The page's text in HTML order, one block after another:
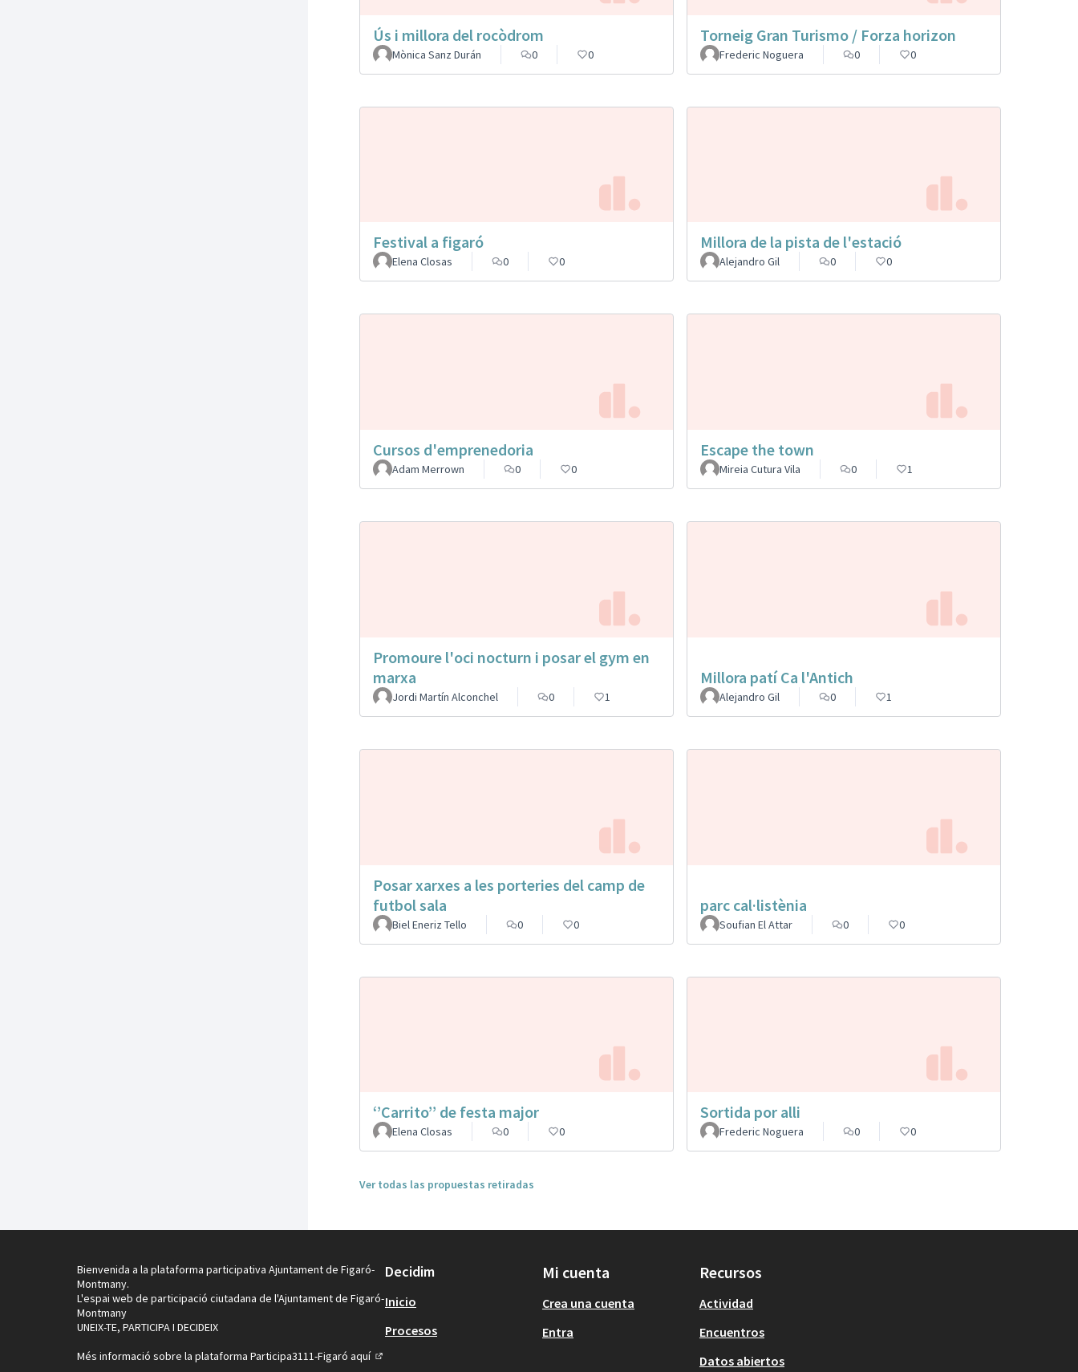
Ús i millora del rocòdrom
Mònica Sanz Durán 0 0
Torneig Gran Turismo / Forza horizon
Frederic Noguera 0 0
Festival a figaró
Elena Closas 0 0
Millora de la pista de l'estació
Alejandro Gil 0 0
Cursos d'emprenedoria
Adam Merrown 0 0
Escape the town
Mireia Cutura Vila 0 1
Promoure l'oci nocturn i posar el gym en
marxa
Jordi Martín Alconchel 0 1
Millora patí Ca l'Antich
Alejandro Gil 0 1
Posar xarxes a les porteries del camp de
futbol sala
Biel Eneriz Tello 0 0
parc cal·listènia
Soufian El Attar 0 0
‘’Carrito’’ de festa major
Elena Closas 0 0
Sortida por alli
Frederic Noguera 0 0
Ver todas las propuestas retiradas
Bienvenida a la plataforma participativa Ajuntament de Figaró-
Montmany.
L'espai web de participació ciutadana de l'Ajuntament de Figaró-
Montmany
UNEIX-TE, PARTICIPA I DECIDEIX
Més informació sobre la plataforma Participa3111-Figaró aquí
Decidim
Inicio
Procesos
Mi cuenta
Crea una cuenta
Entra
Recursos
Actividad
Encuentros
Datos abiertos